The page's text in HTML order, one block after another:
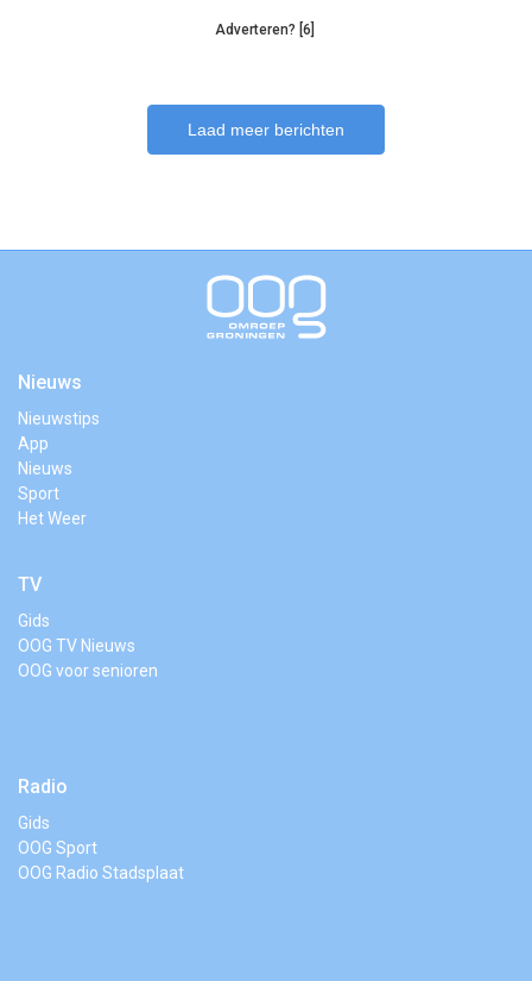
Adverteren? [6]
Laad meer berichten
Nieuws
Nieuwstips
App
Nieuws
Sport
Het Weer
TV
Gids
OOG TV Nieuws
OOG voor senioren
Radio
Gids
OOG Sport
OOG Radio Stadsplaat